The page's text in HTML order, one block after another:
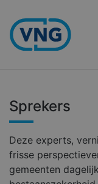
Sprekers
Deze experts,
frisse
gemeenten